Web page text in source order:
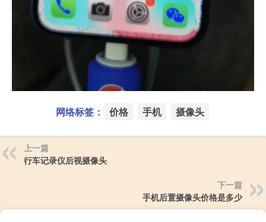
网络标签： 价格 手机 摄像头
上一篇
行车记录仪后视摄像头
下一篇
手机后置摄像头价格是多少